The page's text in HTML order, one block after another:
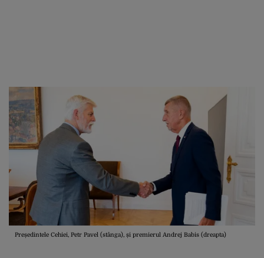
Președintele Cehiei, Petr Pavel (stânga), și premierul Andrej Babis (dreapta)